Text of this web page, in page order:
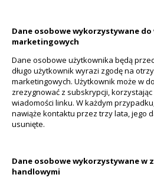
Dane osobowe wykorzystywane do
marketingowych
Dane osobowe użytkownika będą
długo użytkownik wyrazi zgodę na
marketingowych. Użytkownik może w
zrezygnować z subskrypcji, korzystając
wiadomości linku. W każdym
nawiąże kontaktu przez trzy lata, jego
usunięte.
Dane osobowe wykorzystywane w
handlowymi